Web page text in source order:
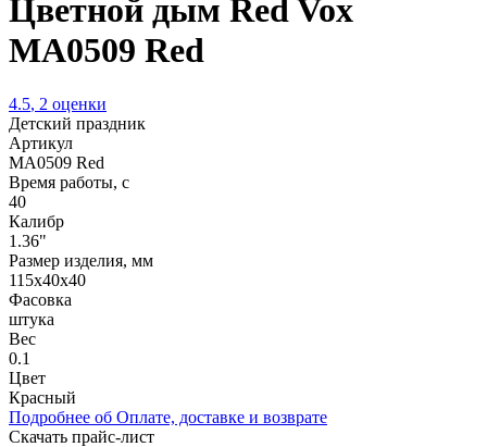
Цветной дым Red Vox
MA0509 Red
4.5, 2 оценки
Детский праздник
Артикул
MA0509 Red
Время работы, с
40
Калибр
1.36"
Размер изделия, мм
115х40х40
Фасовка
штука
Вес
0.1
Цвет
Красный
Подробнее об Оплате, доставке и возврате
Скачать прайс-лист